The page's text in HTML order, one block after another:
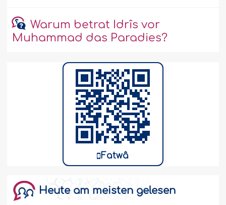
Warum betrat Idrîs vor
Muhammad das Paradies?
Fatwâ
Heute am meisten gelesen